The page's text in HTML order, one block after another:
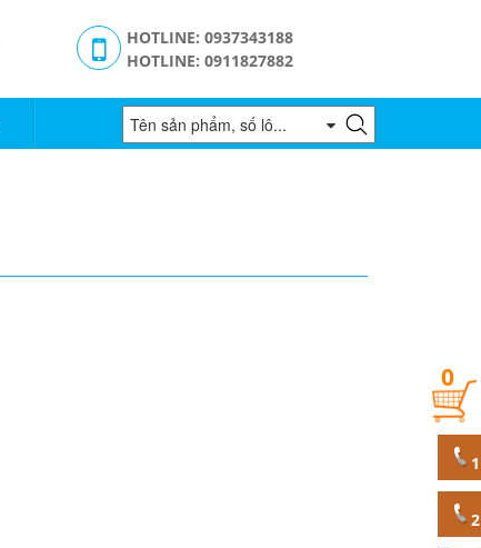
HOTLINE: 0937343188
HOTLINE: 0911827882
0